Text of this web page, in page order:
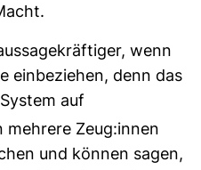
wenn
einbeziehen, denn das
auf
mehrere Zeug:innen
und können sagen,